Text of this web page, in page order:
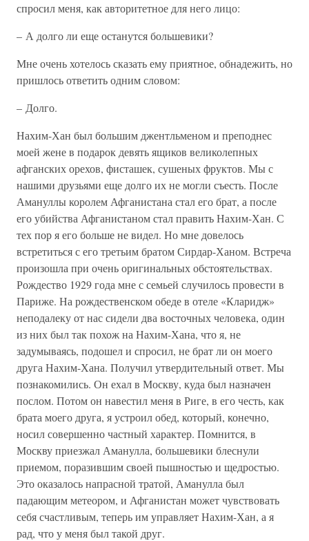
спросил меня, как авторитетное для него лицо:
– А долго ли еще останутся большевики?
Мне очень хотелось сказать ему приятное, обнадежить, но
пришлось ответить одним словом:
– Долго.
Нахим-Хан был большим джентльменом и преподнес
моей жене в подарок девять ящиков великолепных
афганских орехов, фисташек, сушеных фруктов. Мы с
нашими друзьями еще долго их не могли съесть. После
Амануллы королем Афганистана стал его брат, а после
его убийства Афганистаном стал править Нахим-Хан. С
тех пор я его больше не видел. Но мне довелось
встретиться с его третьим братом Сирдар-Ханом. Встреча
произошла при очень оригинальных обстоятельствах.
Рождество 1929 года мне с семьей случилось провести в
Париже. На рождественском обеде в отеле «Кларидж»
неподалеку от нас сидели два восточных человека, один
из них был так похож на Нахим-Хана, что я, не
задумываясь, подошел и спросил, не брат ли он моего
друга Нахим-Хана. Получил утвердительный ответ. Мы
познакомились. Он ехал в Москву, куда был назначен
послом. Потом он навестил меня в Риге, в его честь, как
брата моего друга, я устроил обед, который, конечно,
носил совершенно частный характер. Помнится, в
Москву приезжал Аманулла, большевики блеснули
приемом, поразившим своей пышностью и щедростью.
Это оказалось напрасной тратой, Аманулла был
падающим метеором, и Афганистан может чувствовать
себя счастливым, теперь им управляет Нахим-Хан, а я
рад, что у меня был такой друг.